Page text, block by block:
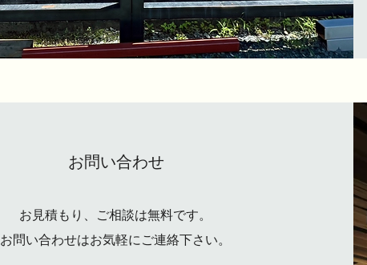
お問い合わせ
お見積もり、ご相談は無料です。
お問い合わせはお気軽にご連絡下さい。